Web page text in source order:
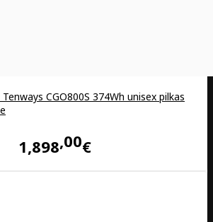
CGO800S 374Wh unisex pilkas
1,898 00€